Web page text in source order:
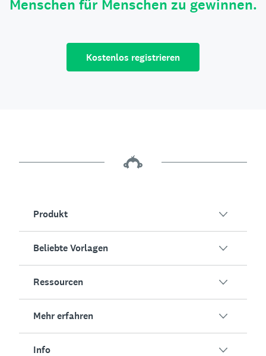
Menschen für Menschen zu gewinnen.
Kostenlos registrieren
Produkt
Umfragen
KI-Umfragegenerator
Online-Formulare
Marktforschung
Beliebte Vorlagen
Mitarbeiterengagement
Event-Feedback
Ressourcen
Blog
Mehr erfahren
Info